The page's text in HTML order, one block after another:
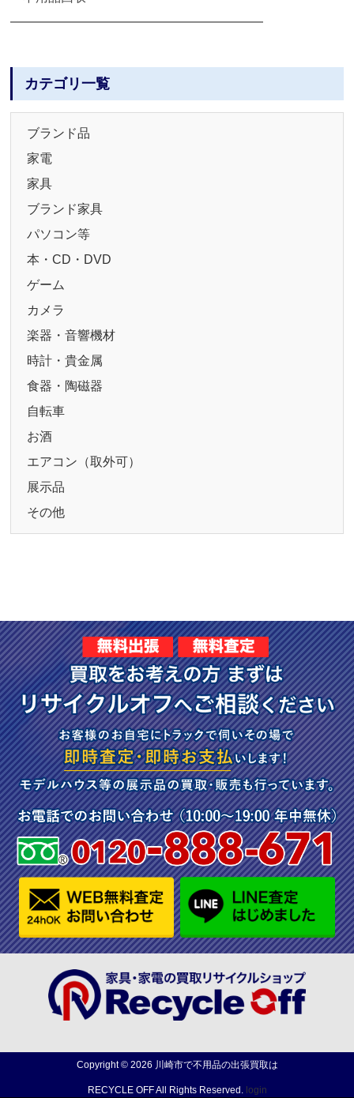
━━━━━━━━━━━━━━━━━━━━
カテゴリ一覧
ブランド品
家電
家具
ブランド家具
パソコン等
本・CD・DVD
ゲーム
カメラ
楽器・音響機材
時計・貴金属
食器・陶磁器
自転車
お酒
エアコン（取外可）
展示品
その他
Copyright © 2026 川崎市で不用品の出張買取は
RECYCLE OFFAll Rights Reserved. login